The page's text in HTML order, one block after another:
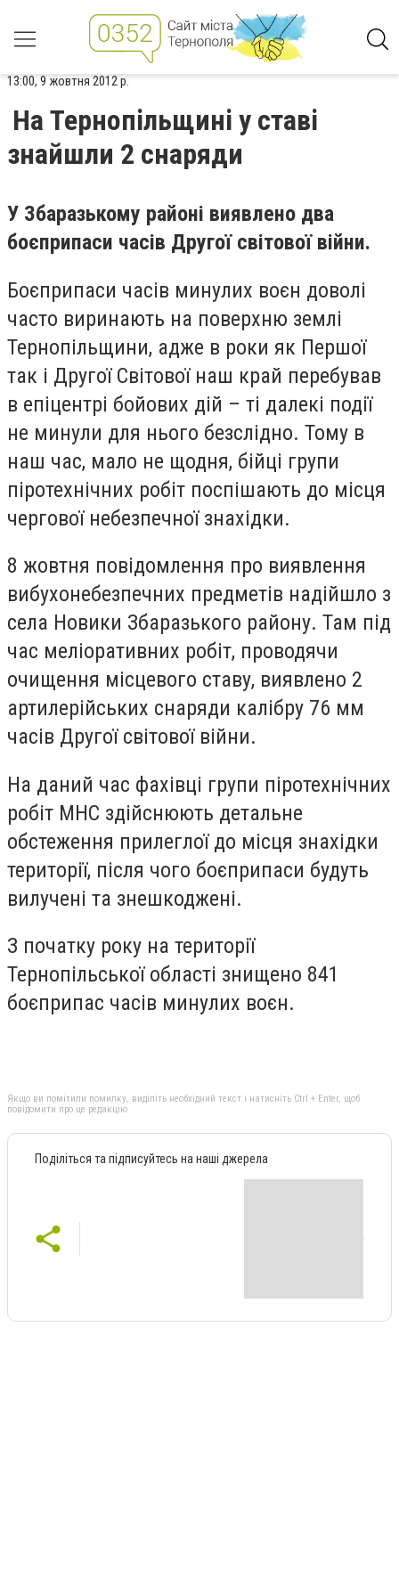
13:00, 9 жовтня 2012 р.
На Тернопільщині у ставі
знайшли 2 снаряди
У Збаразькому районі виявлено два
боєприпаси часів Другої світової війни.
Боєприпаси часів минулих воєн доволі
часто виринають на поверхню землі
Тернопільщини, адже в роки як Першої
так і Другої Світової наш край перебував
в епіцентрі бойових дій – ті далекі події
не минули для нього безслідно. Тому в
наш час, мало не щодня, бійці групи
піротехнічних робіт поспішають до місця
чергової небезпечної знахідки.
8 жовтня повідомлення про виявлення
вибухонебезпечних предметів надійшло з
села Новики Збаразького району. Там під
час меліоративних робіт, проводячи
очищення місцевого ставу, виявлено 2
артилерійських снаряди калібру 76 мм
часів Другої світової війни.
На даний час фахівці групи піротехнічних
робіт МНС здійснюють детальне
обстеження прилеглої до місця знахідки
території, після чого боєприпаси будуть
вилучені та знешкоджені.
З початку року на території
Тернопільської області знищено 841
боєприпас часів минулих воєн.
Якщо ви помітили помилку, виділіть необхідний текст і натисніть Ctrl + Enter, щоб
повідомити про це редакцію
Поділіться та підписуйтесь на наші джерела